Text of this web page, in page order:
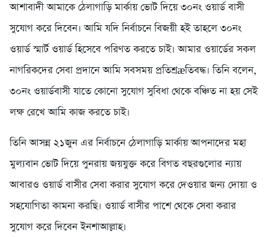
আশাবাদী আমাকে ঠেলাগাড়ি মার্কায় ভোট দিয়ে ৩০নং ওয়ার্ড বাসী
সুযোগ করে দিবেন। আমি যদি নির্বাচনে বিজয়ী হই তাহলে ৩০নং
ওয়ার্ড স্মার্ট ওয়ার্ড হিসেবে পরিণত করতে চাই। আমার ওয়ার্ডের সকল
নাগরিকদের সেবা প্রদানে আমি সবসময় প্রতিশ্রæতিবদ্ধ। তিনি বলেন,
৩০নং ওয়ার্ডবাসী যাতে কোনো সুযোগ সুবিধা থেকে বঞ্চিত না হয় সেই
লক্ষ রেখে আমি কাজ করতে চাই।
তিনি আসন্ন ২১জুন এর নির্বাচনে ঠেলাগাড়ি মার্কায় আপনাদের মহা
মুল্যবান ভোট দিয়ে পুনরায় জয়যুক্ত করে বিগত বছরগুলোর ন্যায়
আবারও ওয়ার্ড বাসীর সেবা করার সুযোগ করে দেওয়ার জন্য দোয়া ও
সহযোগিতা কামনা করছি। ওয়ার্ড বাসীর পাশে থেকে সেবা করার
সুযোগ করে দিবেন ইনশাআল্লাহ।